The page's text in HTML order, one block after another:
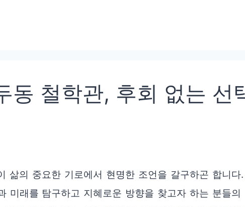
동 철학관, 후회 없는 선
삶의 중요한 기로에서 현명한 조언을 갈구하곤 합니다.
미래를 탐구하고 지혜로운 방향을 찾고자 하는 분들